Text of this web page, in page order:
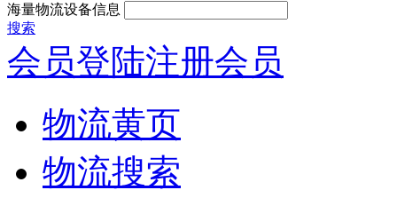
海量物流设备信息
搜索
会员登陆注册会员
物流黄页
物流搜索